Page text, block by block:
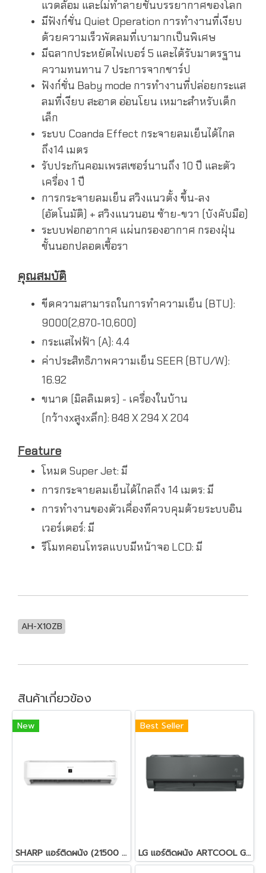
แวดล้อม และไม่ทำลายชั้นบรรยากาศของโลก
มีฟังก์ชั่น Quiet Operation การทำงานที่เงียบ
ด้วยความเร็วพัดลมที่เบามากเป็นพิเศษ
มีฉลากประหยัดไฟเบอร์ 5 และได้รับมาตรฐาน
ความทนทาน 7 ประการจากชาร์ป
ฟังก์ชั่น Baby mode การทำงานที่ปล่อยกระแส
ลมที่เงียบ สะอาด อ่อนโยน เหมาะสำหรับเด็ก
เล็ก
ระบบ Coanda Effect กระจายลมเย็นได้ไกล
ถึง14 เมตร
รับประกันคอมเพรสเซอร์นานถึง 10 ปี และตัว
เครื่อง 1 ปี
การกระจายลมเย็น สวิงแนวตั้ง ขึ้น-ลง
(อัตโนมัติ) + สวิงแนวนอน ซ้าย-ขวา (บังคับมือ)
ระบบฟอกอากาศ แผ่นกรองอากาศ กรองฝุ่น
ชั้นนอกปลอดเชื้อรา
คุณสมบัติ
ขีดความสามารถในการทำความเย็น (BTU):
9000(2,870-10,600)
กระแสไฟฟ้า (A): 4.4
ค่าประสิทธิภาพความเย็น SEER (BTU/W):
16.92
ขนาด (มิลลิเมตร) - เครื่องในบ้าน
(กว้างxสูงxลึก): 848 X 294 X 204
Feature
โหมด Super Jet: มี
การกระจายลมเย็นได้ไกลถึง 14 เมตร: มี
การทำงานของตัวเคื่องทีควบคุมด้วยระบบอิน
เวอร์เตอร์: มี
รีโมทคอนโทรลแบบมีหน้าจอ LCD: มี
AH-X10ZB
สินค้าเกี่ยวข้อง
New
SHARP แอร์ติดผนัง (21500 BTU, Inverter) รุ่น AH-XP24YMB
Best Seller
LG แอร์ติดผนัง ARTCOOL GREEN 18000 BTU Inverter รุ่น IAQ18G1N.KL1